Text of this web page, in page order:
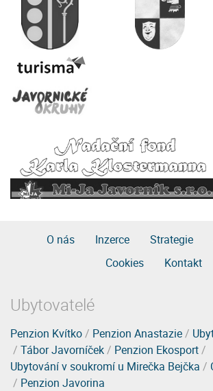
O nás Inzerce Strategie
Cookies
Kontakt
Ubytovatelé
Penzion Kvítko/ Penzion Anastazie/
/ Tábor Javorníček/ Penzion Ekosport/
Ubytování v soukromí u Mirečka Bejčka /
/ Penzion Javorina